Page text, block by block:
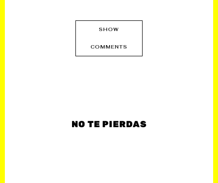
SHOW
COMMENTS
NO TE PIERDAS